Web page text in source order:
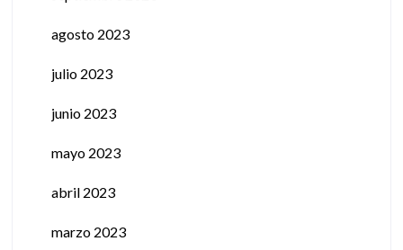
agosto 2023
julio 2023
junio 2023
mayo 2023
abril 2023
marzo 2023